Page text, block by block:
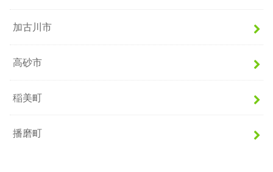
加古川市
高砂市
稲美町
播磨町